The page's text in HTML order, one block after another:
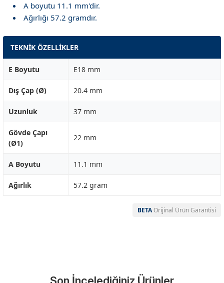
A boyutu 11.1 mm'dir.
Ağırlığı 57.2 gramdır.
TEKNİK ÖZELLİKLER
E Boyutu E18 mm
Dış Çap (Ø) 20.4 mm
Uzunluk 37 mm
Gövde Çapı
(Ø1)
22 mm
A Boyutu 11.1 mm
Ağırlık 57.2 gram
BETAOrijinal Ürün Garantisi
Yorum Yaz